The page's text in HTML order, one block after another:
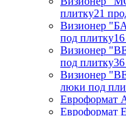
плитку21
Визионер
под плитку
Визионер
под плитку
Визионер
люки под
Евроформат
Евроформат